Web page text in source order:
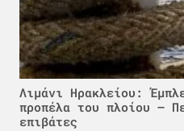
Λιμάνι Ηρακλείου:
προπέλα του πλοίου –
επιβάτες